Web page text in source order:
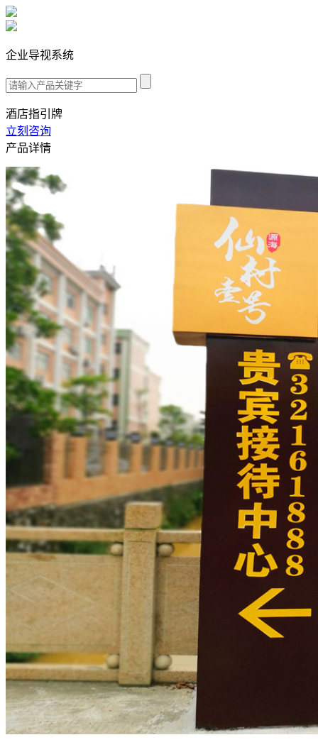
企业导视系统
酒店指引牌
立刻咨询
产品详情